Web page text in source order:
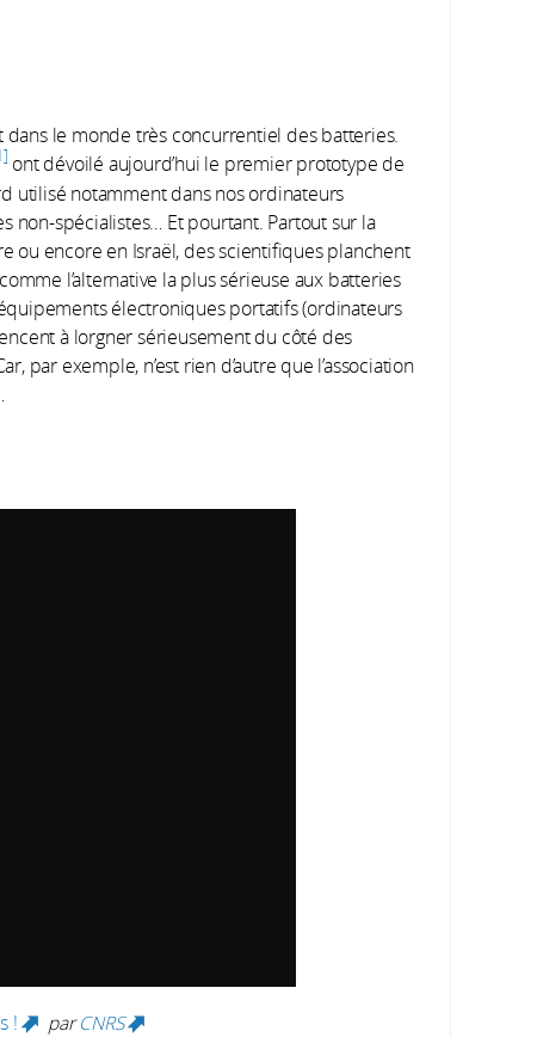
le monde très concurrentiel des batteries.
is external)
ont dévoilé aujourd’hui le premier prototype de
utilisé notamment dans nos ordinateurs
non-spécialistes… Et pourtant. Partout sur la
ou encore en Israël, des scientifiques planchent
l’alternative la plus sérieuse aux batteries
électroniques portatifs (ordinateurs
à lorgner sérieusement du côté des
par exemple, n’est rien d’autre que l’association
! (link is external)
parCNRS